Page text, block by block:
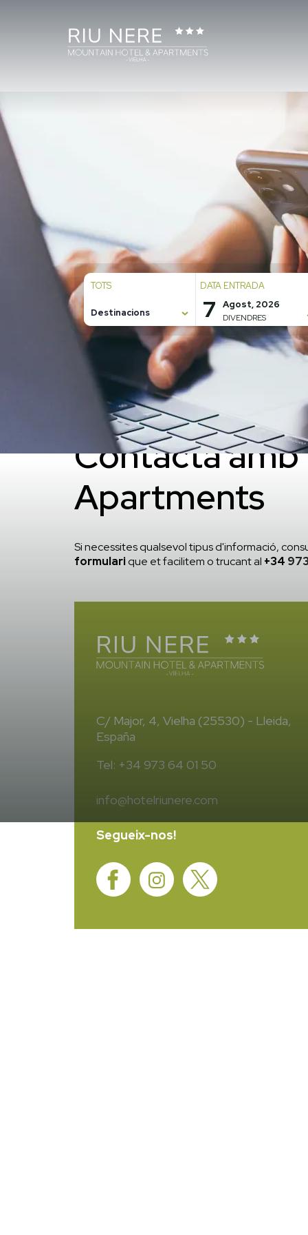
TOTS
Destinacions
DATA ENTRADA
7 Agost, 2026
DIVENDRES
7 agost, 2026
8 agost, 2026
Contacte
FORMULARI DE CONTACTE
Contacta amb
Apartments
Si necessites qualsevol tipus d'informació,
formularique et facilitem o trucant al +34
C/ Major, 4, Vielha (25530) - Lleida,
España
Tel: +34 973 64 01 50
info@hotelriunere.com
Segueix-nos!